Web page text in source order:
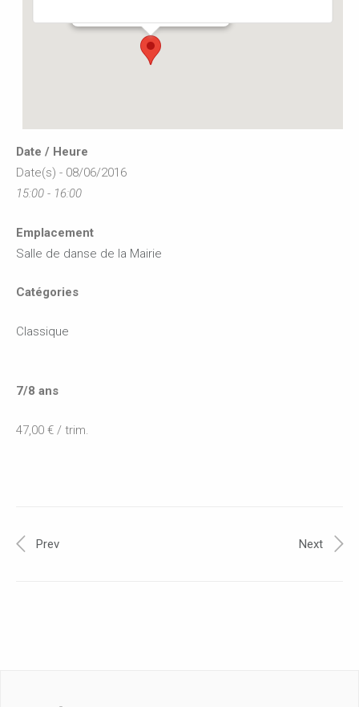
Date / Heure
Date(s) - 08/06/2016
15:00 - 16:00
Emplacement
Salle de danse de la Mairie
Catégories
Classique
7/8 ans
47,00 € / trim.
Prev Next